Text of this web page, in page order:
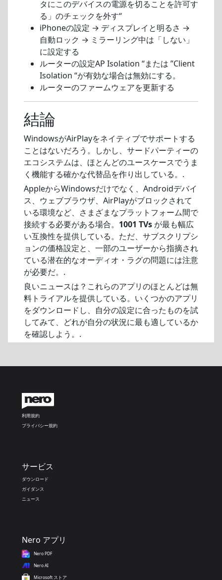
タにこのデバイスの電源を切ることを許可す
る」のチェックを外す“
iPhoneの設定 → ディスプレイと明るさ →
自動ロック → ミラーリング中は「しない」
に設定する
ルーターの設定AP Isolation “または ”Client
Isolation “が有効な場合は無効にする。
ルーターのファームウェアを更新する
結論
WindowsがAirPlayをネイティブでサポートする
ことはないだろう。しかし、サードパーティーの
エコシステムは、ほとんどのユースケースでうま
く機能する確かな代替品を作り出している。.
AppleからWindowsだけでなく、Androidデバイ
ス、ウェブブラウザ、AirPlayがブロックされて
いる環境など、さまざまなプラットフォーム間で
接続する必要がある場合。 1001 TVs が最も幅広
い互換性を提供している。ただ、サブスクリプシ
ョンの価格設定と、一部のユーザーから指摘され
ている潜在的なオーディオ・ラグの問題には注意
が必要だ。.
良いニュースは？これらのアプリのほとんどは無
料トライアルを提供している。いくつかのアプリ
をダウンロードし、自分の設定に合ったものを試
してみて、どれが自分の状況に最も適しているか
を確認しよう。.
利用規約
プライバシー規約
サービス
ダウンロード
ガイダンス
ニュース
Nero アプリ
Nero PDF
Nero AI
Microsoft ストア